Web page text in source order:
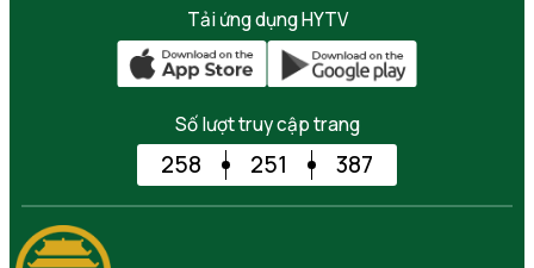
Tải ứng dụng HYTV
Số lượt truy cập trang
258 251 387